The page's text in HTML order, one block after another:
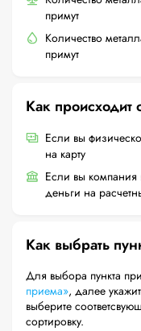
примут
Количество
примут
Как происходит
Если вы
на карту
Если вы компания
деньги на
Как выбрать
Для выбора пункта
приема», далее
выберите соответсвующие услуги и интересующую Вас
сортировку.